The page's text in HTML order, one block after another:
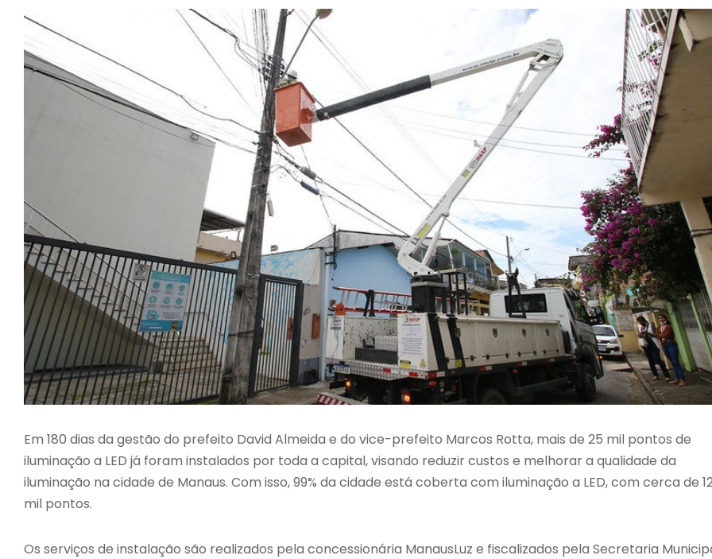
Em 180 dias da gestão do prefeito David Almeida e do vice-prefeito Marcos Rotta, mais de 25 mil pontos de
iluminação a LED já foram instalados por toda a capital, visando reduzir custos e melhorar a qualidade da
iluminação na cidade de Manaus. Com isso, 99% da cidade está coberta com iluminação a LED, com cerca de
mil pontos.
Os serviços de instalação são realizados pela concessionária ManausLuz e fiscalizados pela Secretaria